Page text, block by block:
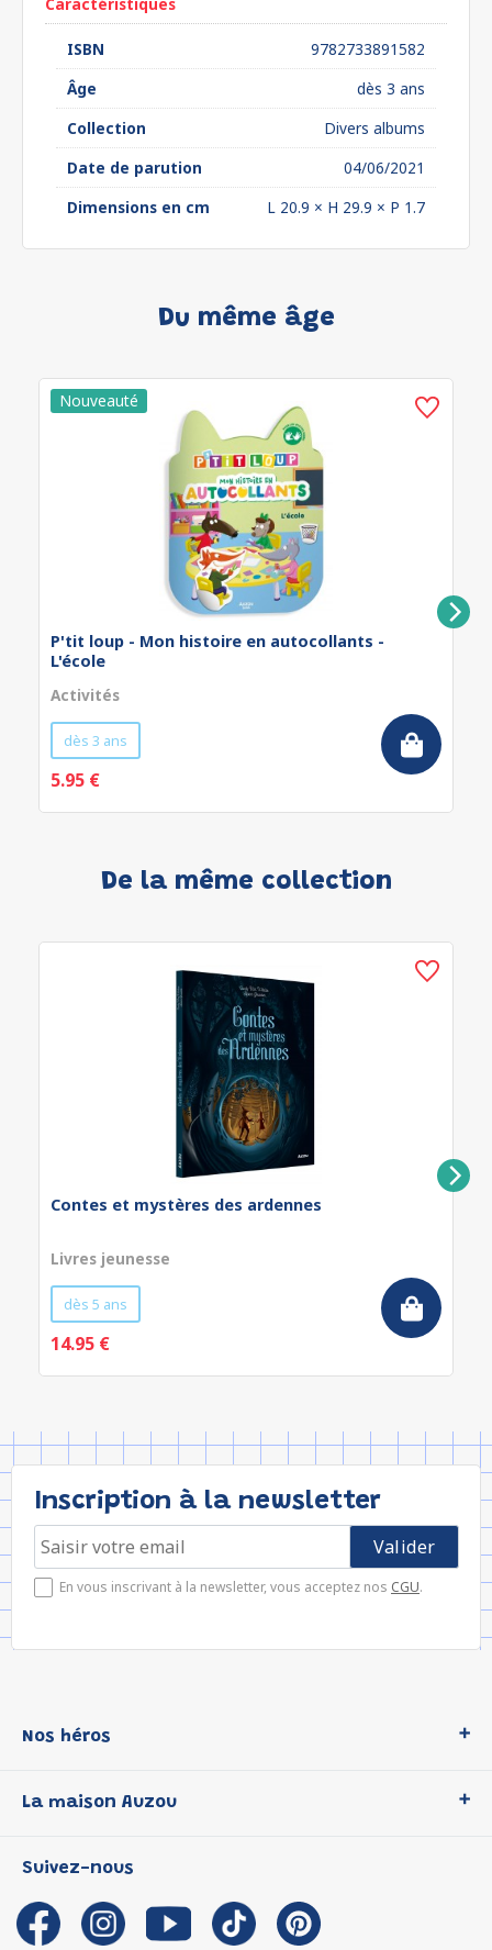
ISBN
9782733891582
Âge
dès 3 ans
Collection
Divers albums
Date de parution
04/06/2021
Dimensions en cm
L 20.9 × H 29.9 × P 1.7
Du même âge
P'tit loup - Mon histoire en autocollants -
L'école
Activités
dès 3 ans
5.95 €
De la même collection
Contes et mystères des ardennes
Livres jeunesse
dès 5 ans
14.95 €
Inscription à la newsletter
En vous inscrivant à la newsletter, vous acceptez nos CGU.
Nos héros
P'tit Loup
Les Influenceuses
Migali
Petite Taupe
La maison Auzou
Notre histoire
Auzou s'engage
Auteurs et illustrateurs Auzou
Suivez-nous